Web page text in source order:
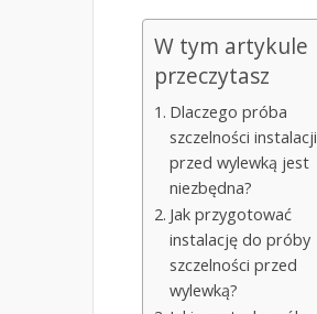
W tym artykule
przeczytasz
Dlaczego próba
szczelności instalacji
przed wylewką jest
niezbędna?
Jak przygotować
instalację do próby
szczelności przed
wylewką?